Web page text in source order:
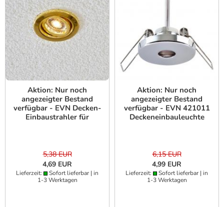
Aktion: Nur noch
angezeigter Bestand
verfügbar - EVN Decken-
Einbaustrahler für
IP20 GZ4 12V
EinbauØ60
5,38 EUR
4,69 EUR
Lieferzeit:
Sofort lieferbar | in
1-3 Werktagen
Aktion: Nur noch
angezeigter Bestand
verfügbar - EVN 421011
Deckeneinbauleuchte
6,15 EUR
4,99 EUR
Lieferzeit:
Sofort lieferbar | in
1-3 Werktagen